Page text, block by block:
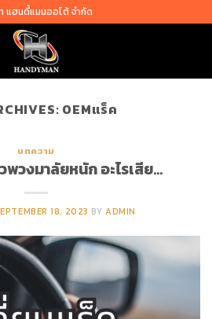
แฮนดี้แมนออโต้ จำกัด
OEMแร็ค
บทความ
วงมาลัยหนัก อะไรเสีย…
18, 2023 BYADMIN